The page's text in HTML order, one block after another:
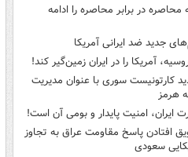
محاصره در برابر محاصره را ادامه
جدید ضد ایرانی آمریکا
آمریکا را در ایران زمین‌گیر کند!
کارتونیست سوری با عنوان مدیریت
هرمز
ایران، امنیت پایدار و بومی آن است!
افتادن پاسخ مقاومت عراق به تجاوز
سعودی